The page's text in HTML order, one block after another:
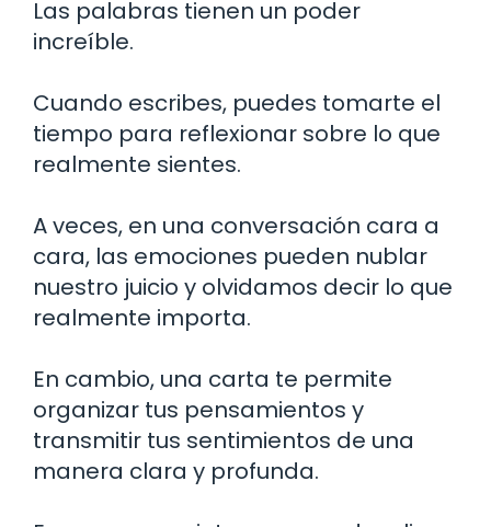
Las palabras tienen un poder
increíble.
Cuando escribes, puedes tomarte el
tiempo para reflexionar sobre lo que
realmente sientes.
A veces, en una conversación cara a
cara, las emociones pueden nublar
nuestro juicio y olvidamos decir lo que
realmente importa.
En cambio, una carta te permite
organizar tus pensamientos y
transmitir tus sentimientos de una
manera clara y profunda.